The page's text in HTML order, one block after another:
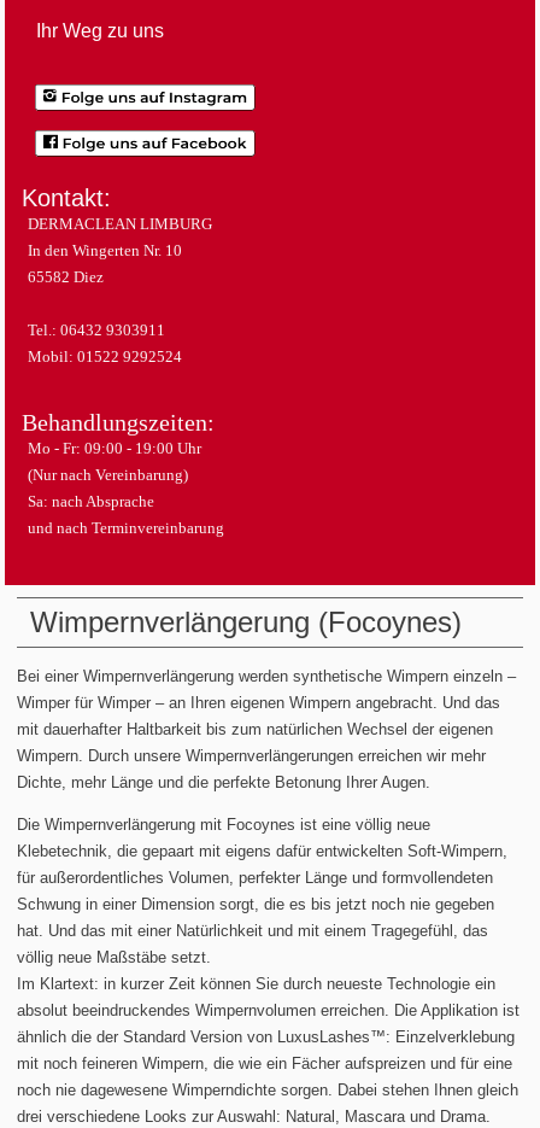
Ihr Weg zu uns
Kontakt:
DERMACLEAN LIMBURG
In den Wingerten Nr. 10
65582 Diez
Tel.: 06432 9303911
Mobil: 01522 9292524
Behandlungszeiten:
Mo - Fr: 09:00 - 19:00 Uhr
(Nur nach Vereinbarung)
Sa: nach Absprache
und nach Terminvereinbarung
Wimpernverlängerung (Focoynes)
Bei einer Wimpernverlängerung werden synthetische Wimpern einzeln –
Wimper für Wimper – an Ihren eigenen Wimpern angebracht. Und das
mit dauerhafter Haltbarkeit bis zum natürlichen Wechsel der eigenen
Wimpern. Durch unsere Wimpernverlängerungen erreichen wir mehr
Dichte, mehr Länge und die perfekte Betonung Ihrer Augen.
Die Wimpernverlängerung mit Focoynes ist eine völlig neue
Klebetechnik, die gepaart mit eigens dafür entwickelten Soft-Wimpern,
für außerordentliches Volumen, perfekter Länge und formvollendeten
Schwung in einer Dimension sorgt, die es bis jetzt noch nie gegeben
hat. Und das mit einer Natürlichkeit und mit einem Tragegefühl, das
völlig neue Maßstäbe setzt.
Im Klartext: in kurzer Zeit können Sie durch neueste Technologie ein
absolut beeindruckendes Wimpernvolumen erreichen. Die Applikation ist
ähnlich die der Standard Version von LuxusLashes™: Einzelverklebung
mit noch feineren Wimpern, die wie ein Fächer aufspreizen und für eine
noch nie dagewesene Wimperndichte sorgen. Dabei stehen Ihnen gleich
drei verschiedene Looks zur Auswahl: Natural, Mascara und Drama.